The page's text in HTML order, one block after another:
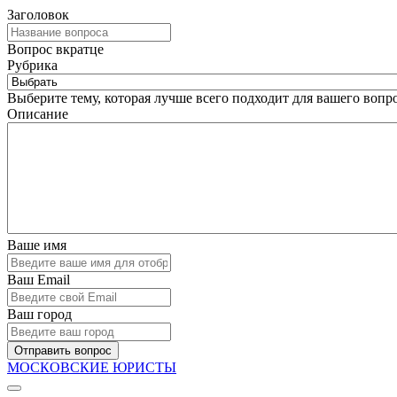
Заголовок
Вопрос вкратце
Рубрика
Выберите тему, которая лучше всего подходит для вашего
Описание
Ваше имя
Ваш Email
Ваш город
Отправить вопрос
МОСКОВСКИЕ ЮРИСТЫ